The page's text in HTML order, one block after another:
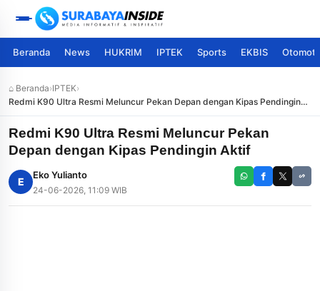
Beranda News HUKRIM IPTEK Sports EKBIS
⌂ Beranda›IPTEK›
Redmi K90 Ultra Resmi Meluncur Pekan Depan dengan Kipas Pendingin
Aktif
Redmi K90 Ultra Resmi Meluncur Pekan
Depan dengan Kipas Pendingin Aktif
E
Eko Yulianto
24-06-2026, 11:09 WIB